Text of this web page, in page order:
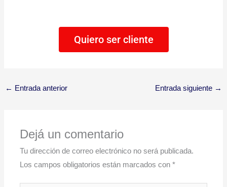
Quiero ser cliente
← Entrada anterior Entrada siguiente →
Dejá un comentario
Tu dirección de correo electrónico no será publicada.
Los campos obligatorios están marcados con*